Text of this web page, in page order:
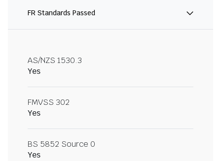
FR Standards Passed
AS/NZS 1530.3
Yes
FMVSS 302
Yes
BS 5852 Source 0
Yes